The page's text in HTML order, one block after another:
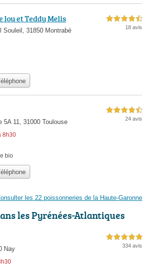
lou et Teddy Melis
Souleil, 31850 Montrabé
4,5 étoiles sur 5
18 avis
5A 11, 31000 Toulouse
8h30
4,5 étoiles sur 5
24 avis
bio
les 22 poissonneries de la Haute-Garonne
les Pyrénées-Atlantiques
Nay
5,0 étoiles sur 5
334 avis